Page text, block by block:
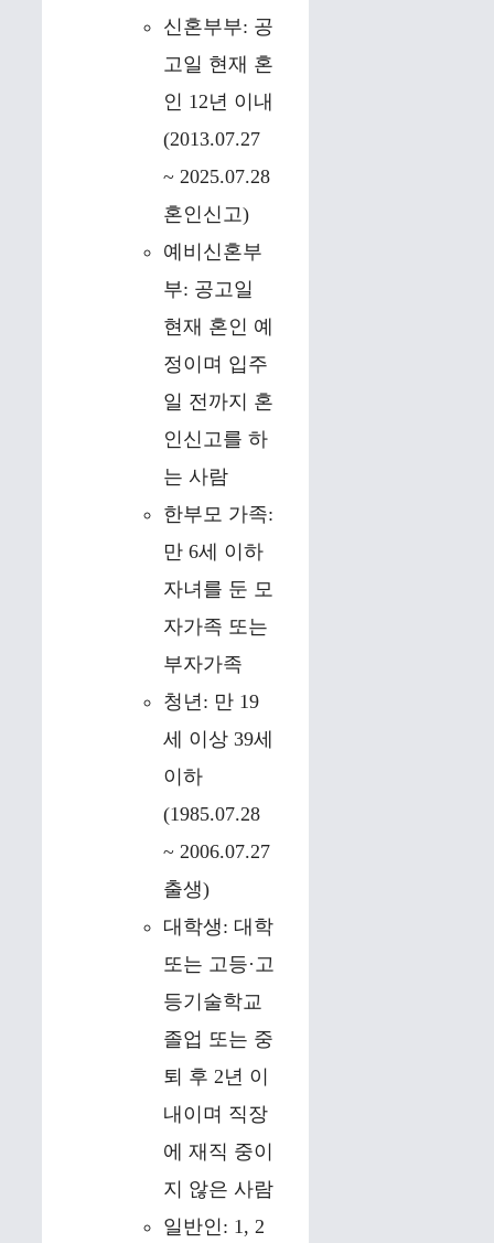
신혼부부: 공
고일 현재 혼
인 12년 이내
(2013.07.27
~ 2025.07.28
혼인신고)
예비신혼부
부: 공고일
현재 혼인 예
정이며 입주
일 전까지 혼
인신고를 하
는 사람
한부모 가족:
만 6세 이하
자녀를 둔 모
자가족 또는
부자가족
청년: 만 19
세 이상 39세
이하
(1985.07.28
~ 2006.07.27
출생)
대학생: 대학
또는 고등·고
등기술학교
졸업 또는 중
퇴 후 2년 이
내이며 직장
에 재직 중이
지 않은 사람
일반인: 1, 2